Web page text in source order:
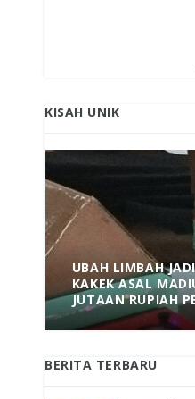
KISAH UNIK
UBAH LIMBAH
KAKEK ASAL
JUTAAN RUPIAH
BERITA TERBARU